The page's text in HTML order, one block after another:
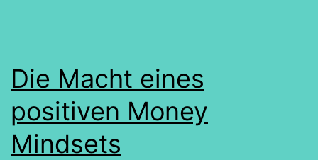
Die Macht eines
positiven Money
Mindsets